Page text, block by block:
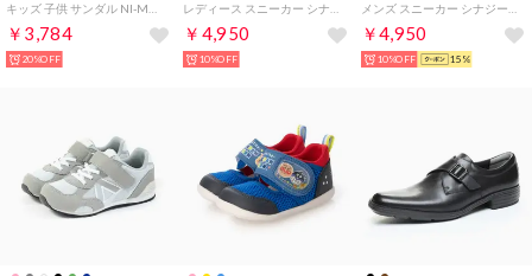
￥3,784
20%OFF
￥4,950
10%OFF
￥4,950
10%OFF 15%